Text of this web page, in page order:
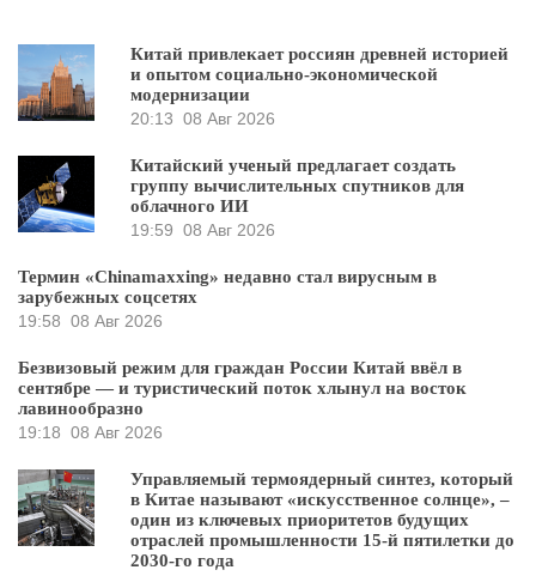
Китай привлекает россиян древней историей
и опытом социально-экономической
модернизации
20:13 08 Авг 2026
Китайский ученый предлагает создать
группу вычислительных спутников для
облачного ИИ
19:59 08 Авг 2026
Термин «Chinamaxxing» недавно стал вирусным в
зарубежных соцсетях
19:58 08 Авг 2026
Безвизовый режим для граждан России Китай ввёл в
сентябре — и туристический поток хлынул на восток
лавинообразно
19:18 08 Авг 2026
Управляемый термоядерный синтез, который
в Китае называют «искусственное солнце», –
один из ключевых приоритетов будущих
отраслей промышленности 15-й пятилетки до
2030-го года